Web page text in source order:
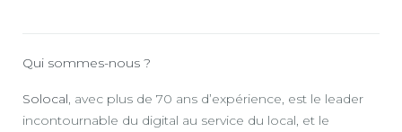
Qui sommes-nous ?
Solocal, avec plus de 70 ans d’expérience, est le leader
incontournable du digital au service du local, et le